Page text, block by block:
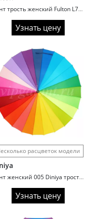
Зонт трость женский Fulton L720/2408 Звездочки
Узнать цену
расцветок модели
Зонт женский 005 Diniya трость автомат 24 спицы радуга
Узнать цену